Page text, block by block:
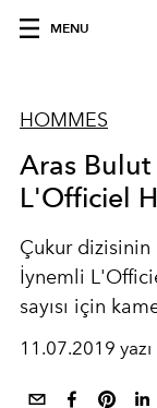
MENU
HOMMES
Aras
L'Officiel
Çukur dizisinin
İynemli
sayısı için
11.07.2019